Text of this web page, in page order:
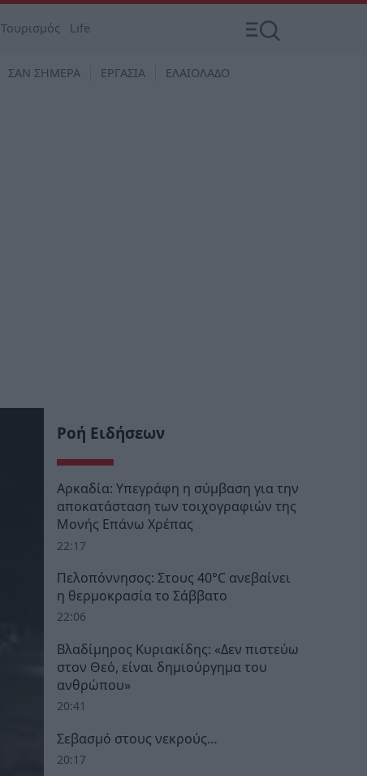
Τουρισμός Life
ΣΑΝ ΣΗΜΕΡΑ ΕΡΓΑΣΙΑ ΕΛΑΙΟΛΑΔΟ
Ροή Ειδήσεων
Αρκαδία: Υπεγράφη η σύμβαση για την
αποκατάσταση των τοιχογραφιών της
Μονής Επάνω Χρέπας
22:17
Πελοπόννησος: Στους 40°C ανεβαίνει
η θερμοκρασία το Σάββατο
22:06
Βλαδίμηρος Κυριακίδης: «Δεν πιστεύω
στον Θεό, είναι δημιούργημα του
ανθρώπου»
20:41
Σεβασμό στους νεκρούς…
20:17